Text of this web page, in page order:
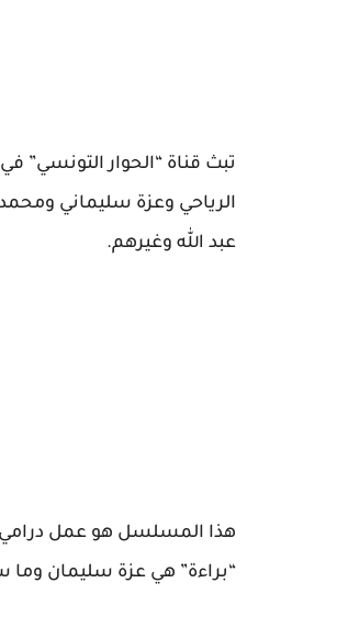
تبث قناة “الحوار
الرياحي وعزة سليماني
عبد الله وغيرهم.
“براءة” هي عزة سليمان